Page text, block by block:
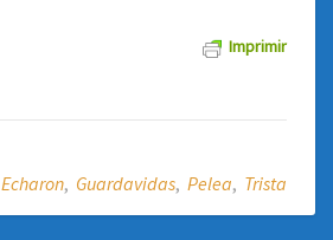
Imprimir
Echaron, Guardavidas, Pelea, Trista